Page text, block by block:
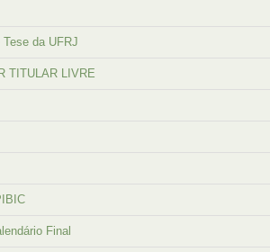
da UFRJ
TITULAR LIVRE
Final